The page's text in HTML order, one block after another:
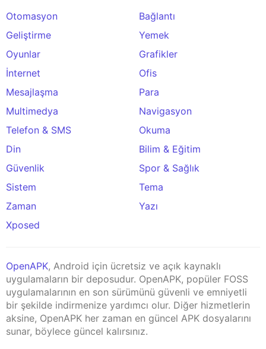
Otomasyon
Bağlantı
Geliştirme
Yemek
Oyunlar
Grafikler
İnternet
Ofis
Mesajlaşma
Para
Multimedya
Navigasyon
Telefon & SMS
Okuma
Din
Bilim & Eğitim
Güvenlik
Spor & Sağlık
Sistem
Tema
Zaman
Yazı
Xposed
OpenAPK, Android için ücretsiz ve açık kaynaklı
uygulamaların bir deposudur. OpenAPK, popüler FOSS
uygulamalarının en son sürümünü güvenli ve emniyetli
bir şekilde indirmenize yardımcı olur. Diğer hizmetlerin
aksine, OpenAPK her zaman en güncel APK dosyalarını
sunar, böylece güncel kalırsınız.